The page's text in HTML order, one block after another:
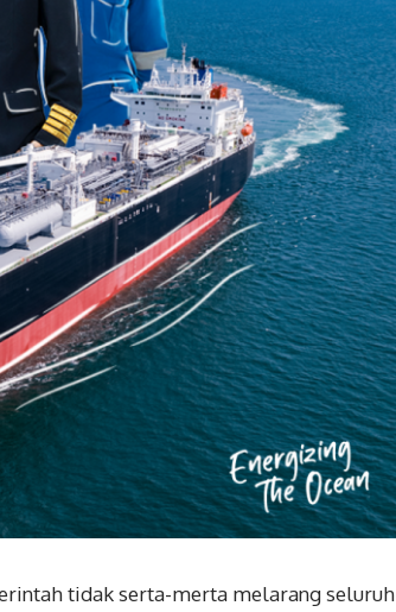
tidak serta-merta melarang seluruh